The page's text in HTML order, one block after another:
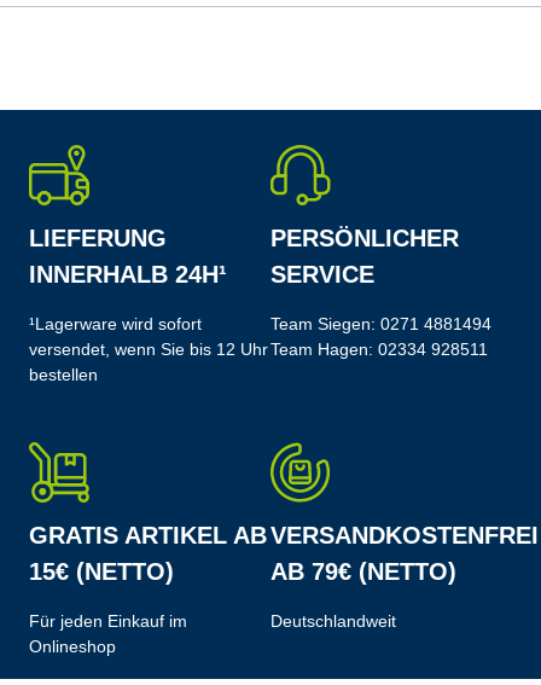
LIEFERUNG
INNERHALB 24H¹
¹Lagerware wird sofort
versendet, wenn Sie bis 12 Uhr
bestellen
PERSÖNLICHER
SERVICE
Team Siegen: 0271 4881494
Team Hagen: 02334 928511
GRATIS ARTIKEL AB
15€ (NETTO)
Für jeden Einkauf im
Onlineshop
VERSANDKOSTENFREI
AB 79€ (NETTO)
Deutschlandweit